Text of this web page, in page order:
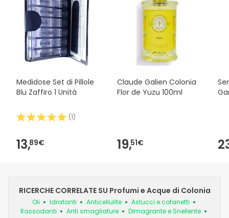
Medidose Set di Pillole
Blu Zaffiro 1 Unità
(1)
13,89€
Claude Galien Colonia
Flor de Yuzu 100ml
19,51€
RICERCHE CORRELATE SU Profumi e Acque di Colonia
Oli Idratanti Anticellulite
Astucci e cofanetti
Rassodanti
Anti smagliature
Dimagrante e Snellente